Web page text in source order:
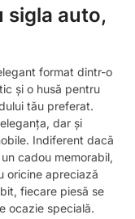
sigla auto,
format dintr-o
și o husă pentru
tău preferat.
dar și
Indiferent dacă
cadou memorabil,
oricine apreciază
fiecare piesă se
ocazie specială.